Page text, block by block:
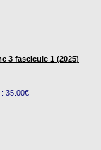
3 fascicule 1 (2025)
: 35.00€